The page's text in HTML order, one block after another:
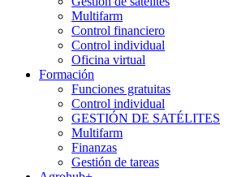
Multifarm
Control financiero
Control individual
Oficina virtual
Formación
Funciones gratuitas
Control individual
GESTIÓN DE SATÉLITES
Multifarm
Finanzas
Gestión de tareas